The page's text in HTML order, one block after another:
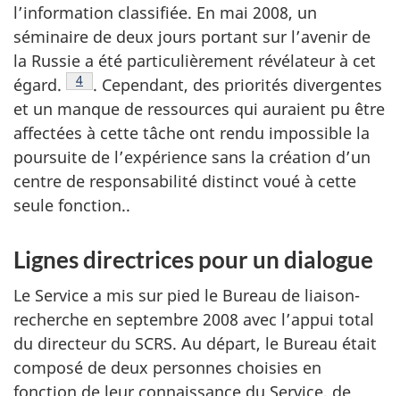
l’information classifiée. En mai 2008, un
séminaire de deux jours portant sur l’avenir de
la Russie a été particulièrement révélateur à cet
égard.
Note de bas de page
4
. Cependant, des priorités divergentes
et un manque de ressources qui auraient pu être
affectées à cette tâche ont rendu impossible la
poursuite de l’expérience sans la création d’un
centre de responsabilité distinct voué à cette
seule fonction..
Lignes directrices pour un dialogue
Le Service a mis sur pied le Bureau de liaison-
recherche en septembre 2008 avec l’appui total
du directeur du SCRS. Au départ, le Bureau était
composé de deux personnes choisies en
fonction de leur connaissance du Service, de